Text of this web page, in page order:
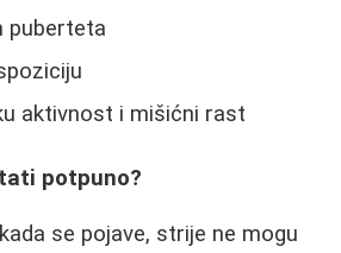
puberteta
aktivnost i mišićni rast
potpuno?
se pojave, strije ne mogu